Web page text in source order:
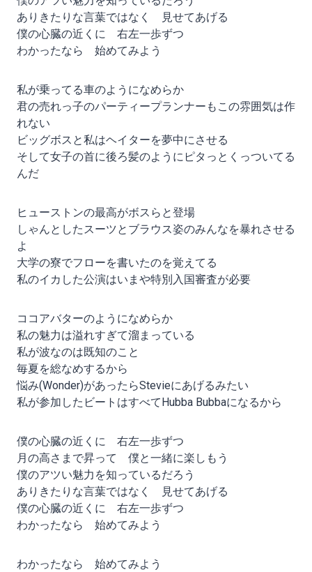
ありきたりな言葉ではなく 見せてあげる
僕の心臓の近くに 右左一歩ずつ
わかったなら 始めてみよう
私が乗ってる車のようになめらか
君の売れっ子のパーティープランナーもこの雰囲気は作
れない
ビッグボスと私はヘイターを夢中にさせる
そして女子の首に後ろ髪のようにピタっとくっついてる
んだ
ヒューストンの最高がボスらと登場
しゃんとしたスーツとブラウス姿のみんなを暴れさせる
よ
大学の寮でフローを書いたのを覚えてる
私のイカした公演はいまや特別入国審査が必要
ココアバターのようになめらか
私の魅力は溢れすぎて溜まっている
私が波なのは既知のこと
毎夏を総なめするから
悩み(Wonder)があったらStevieにあげるみたい
私が参加したビートはすべてHubba Bubbaになるから
僕の心臓の近くに 右左一歩ずつ
月の高さまで昇って 僕と一緒に楽しもう
僕のアツい魅力を知っているだろう
ありきたりな言葉ではなく 見せてあげる
僕の心臓の近くに 右左一歩ずつ
わかったなら 始めてみよう
わかったなら 始めてみよう